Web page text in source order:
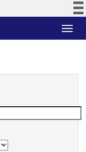
Serviços